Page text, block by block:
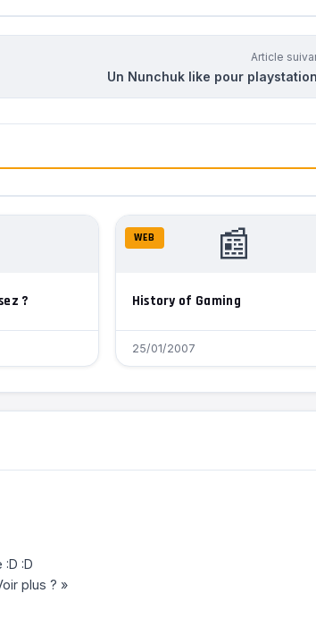
Article
Un Nunchuk like pour
?
📰
WEB
History of Gaming
25/01/2007
:D
plus ? »